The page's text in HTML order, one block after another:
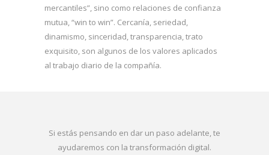
mercantiles”, sino como relaciones de confianza
mutua, “win to win”. Cercanía, seriedad,
dinamismo, sinceridad, transparencia, trato
exquisito, son algunos de los valores aplicados
al trabajo diario de la compañía.
Si estás pensando en dar un paso adelante, te
ayudaremos con la transformación digital.